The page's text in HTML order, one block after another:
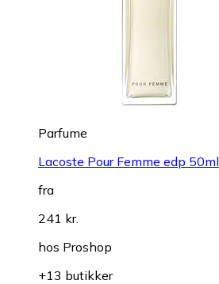
Parfume
Lacoste Pour Femme edp 50ml
fra
241 kr.
hos Proshop
+13 butikker